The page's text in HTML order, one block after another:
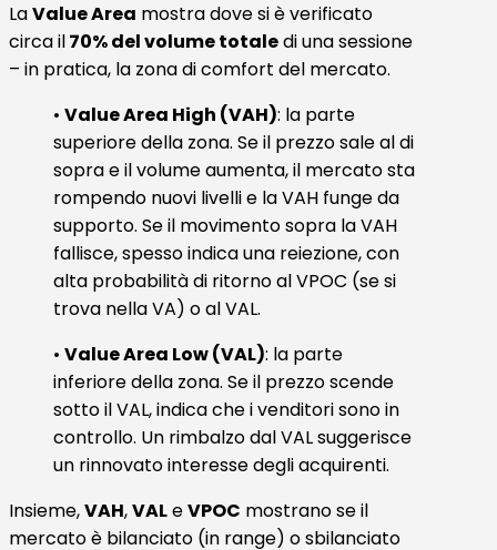
LaValue Area mostra dove si è verificato
circa il70% del volume totaledi una sessione
– in pratica, la zona di comfort del mercato.
• Value Area High (VAH): la parte
superiore della zona. Se il prezzo sale al di
sopra e il volume aumenta, il mercato sta
rompendo nuovi livelli e la VAH funge da
supporto. Se il movimento sopra la VAH
fallisce, spesso indica una reiezione, con
alta probabilità di ritorno al VPOC (se si
trova nella VA) o al VAL.
• Value Area Low (VAL): la parte
inferiore della zona. Se il prezzo scende
sotto il VAL, indica che i venditori sono in
controllo. Un rimbalzo dal VAL suggerisce
un rinnovato interesse degli acquirenti.
Insieme,VAH,VALeVPOC mostrano se il
mercato è bilanciato (in range) o sbilanciato